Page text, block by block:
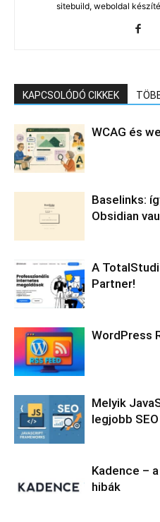
sitebuild, weboldal
KAPCSOLÓDÓ CIKKEK
WCAG és
Baselinks:
Obsidian
A
Partner!
WordPress
Melyik
legjobb
Kadence –
hibák